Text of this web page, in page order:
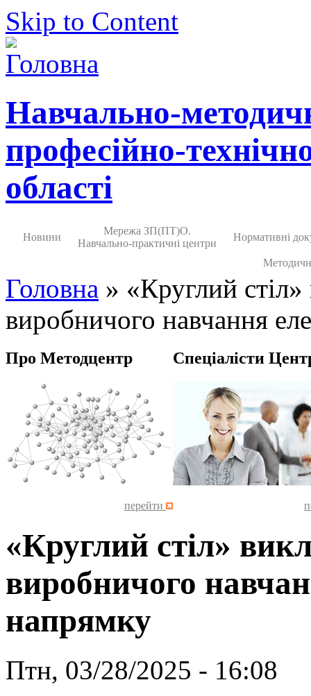
Skip to Content
Навчально-
професійно-
області
Новини
Мережа ЗП(ПТ)О.
Навчально-практичні центри
Нормативні
Головна » «Круглий стіл»
виробничого навчання
Про Методцентр
перейти
Спеціалісти
«Круглий стіл»
виробничого
напрямку
Птн, 03/28/2025 - 16:08